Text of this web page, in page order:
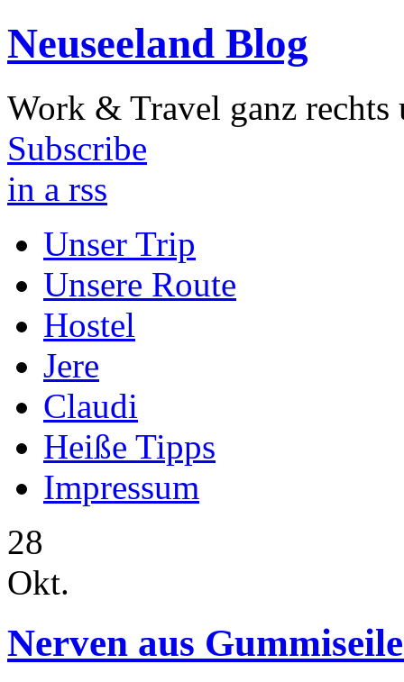
Neuseeland Blog
Work & Travel ganz rechts
Subscribe
in a rss
Unser Trip
Unsere Route
Hostel
Jere
Claudi
Heiße Tipps
Impressum
28
Okt.
Nerven aus